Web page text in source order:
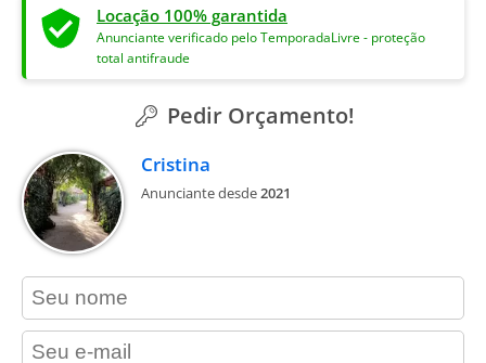
Locação 100% garantida
Anunciante verificado pelo TemporadaLivre - proteção
total antifraude
Pedir Orçamento!
Cristina
Anunciante desde2021
contact_name
contact_email